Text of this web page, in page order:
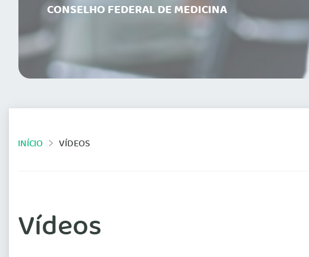
CONSELHO FEDERAL DE MEDICINA
INÍCIO VÍDEOS
Vídeos